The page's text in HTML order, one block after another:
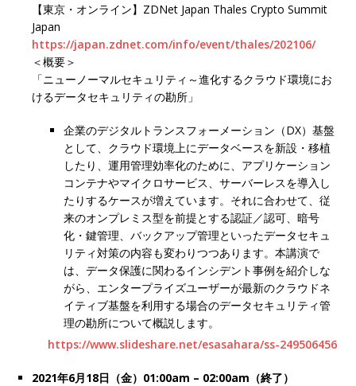
【東京・オンライン】ZDNet Japan Thales Crypto Summit
Japan
https://japan.zdnet.com/info/event/thales/202106/
＜概要＞
「ニューノーマルセキュリティ～進化するクラウド環境にお
けるデータセキュリティの勘所」
企業のデジタルトランスフォーメーション（DX）基盤
として、クラウド環境上にデータベースを新設・移植
したり、運用管理効率化のために、アプリケーション
コンテナやマイクロサービス、サーバーレスを導入し
たりするケースが増えています。それに合わせて、従
来のオンプレミス型を前提とする認証／認可、暗号
化・鍵管理、バックアップ管理といったデータセキュ
リティ対策の内容も変わりつつあります。本講演で
は、データ保護に関わるインシデント事例を紹介しな
がら、エンタープライズユーザーが最新のクラウドネ
イティブ基盤を利用する場合のデータセキュリティ管
理の勘所について概説します。
https://www.slideshare.net/esasahara/ss-249506456
2021年6月18日（金）01:00am – 02:00am（終了）